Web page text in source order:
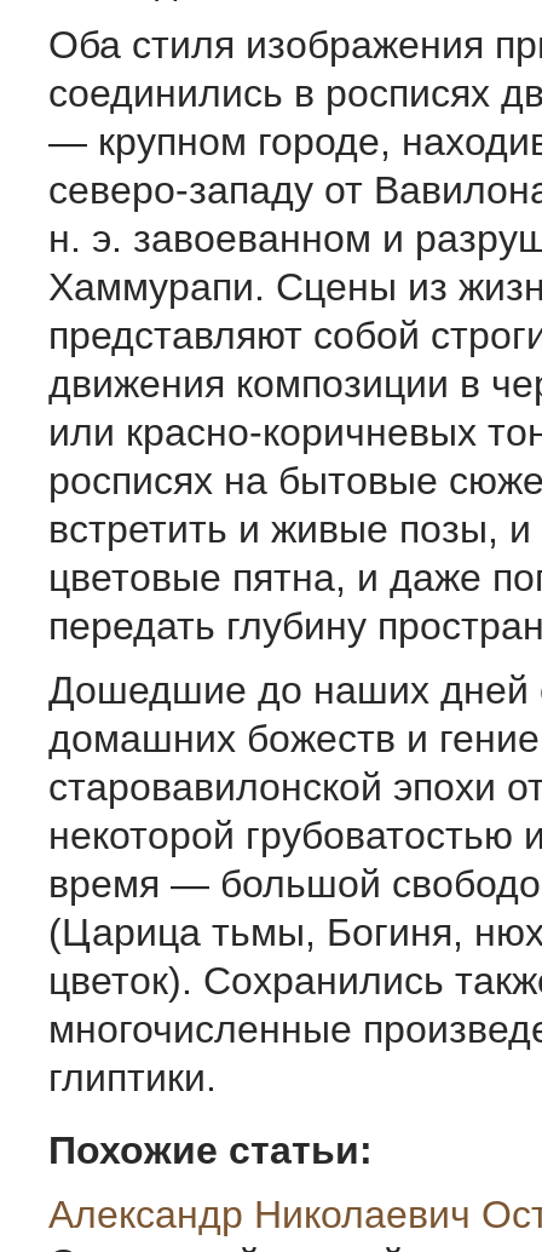
Оба стиля изображения
соединились в росписях
— крупном городе,
северо-западу от
н. э. завоеванном и
Хаммурапи. Сцены из
представляют собой
движения композиции в
или красно-коричневых
росписях на бытовые
встретить и живые позы, и
цветовые пятна, и даже
передать глубину
Дошедшие до наших дней
домашних божеств и
старовавилонской эпохи
некоторой грубоватостью
время — большой
(Царица тьмы, Богиня,
цветок). Сохранились
многочисленные
глиптики.
Похожие статьи:
Александр Николаевич